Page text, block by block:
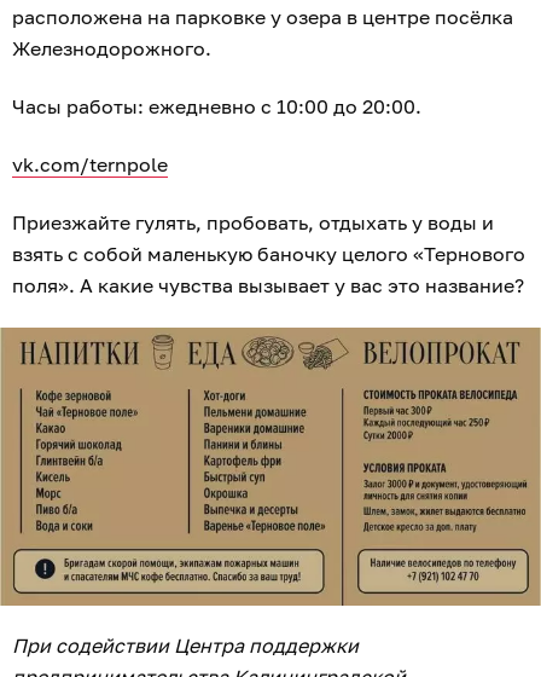
расположена на парковке у озера в центре посёлка
Железнодорожного.
Часы работы: ежедневно с 10:00 до 20:00.
vk.com/ternpole
Приезжайте гулять, пробовать, отдыхать у воды и
взять с собой маленькую баночку целого «Тернового
поля». А какие чувства вызывает у вас это название?
При содействии Центра поддержки